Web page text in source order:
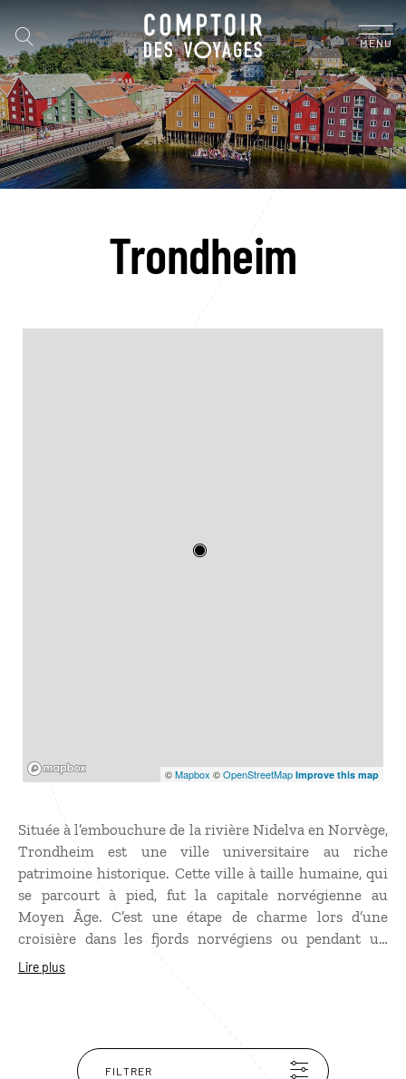
MENU
Trondheim
©Mapbox ©OpenStreetMap Improve this map
Située à l’embouchure de la rivière Nidelva en Norvège,
Trondheim est une ville universitaire au riche
patrimoine historique. Cette ville à taille humaine, qui
se parcourt à pied, fut la capitale norvégienne au
Moyen Âge. C’est une étape de charme lors d’une
croisière dans les fjords norvégiens ou pendant un
autotour en Norvège. L’une de ses principales
sanctuaire national de la Norvège. Trondheim possède
également plusieurs musées intéressants. Ne pas
Lire plus
FILTRER